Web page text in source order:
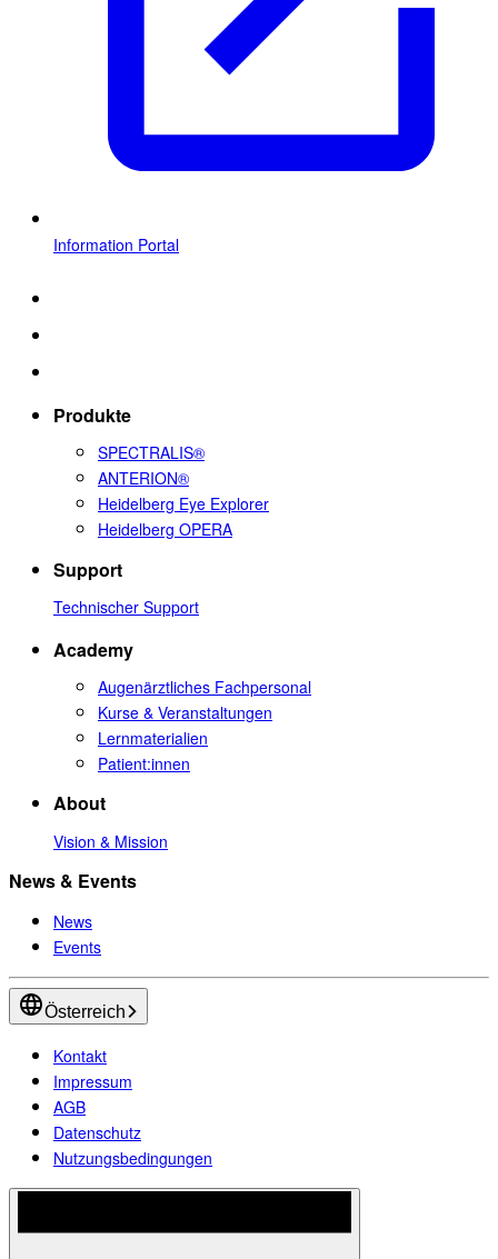
Information Portal
Produkte
SPECTRALIS®
ANTERION®
Heidelberg Eye Explorer
Heidelberg OPERA
Support
Technischer Support
Academy
Augenärztliches Fachpersonal
Kurse & Veranstaltungen
Lernmaterialien
Patient:innen
About
Vision & Mission
News & Events
News
Events
Österreich
Kontakt
Impressum
AGB
Datenschutz
Nutzungsbedingungen